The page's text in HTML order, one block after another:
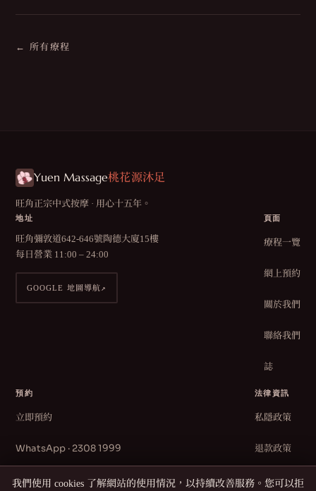
← 所有療程
Yuen Massage桃花源沐足
旺角正宗中式按摩 · 用心十五年。
地址
旺角彌敦道642-646號陶德大廈15樓
每日營業 11:00 – 24:00
GOOGLE 地圖導航↗
頁面
療程一覽
網上預約
關於我們
聯絡我們
誌
預約
立即預約
WhatsApp · 2308 1999
致電 2308 1999
法律資訊
私隱政策
退款政策
條款及細則
我們使用 cookies 了解網站的使用情況，以持續改善服務。您可以拒